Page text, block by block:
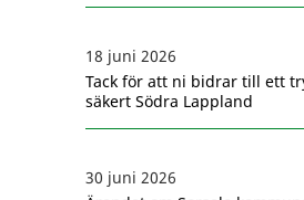
18 juni 2026
Tack för att ni bidrar till ett
säkert Södra Lappland
30 juni 2026